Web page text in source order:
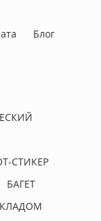
Блог
СТИКЕР
БАГЕТ